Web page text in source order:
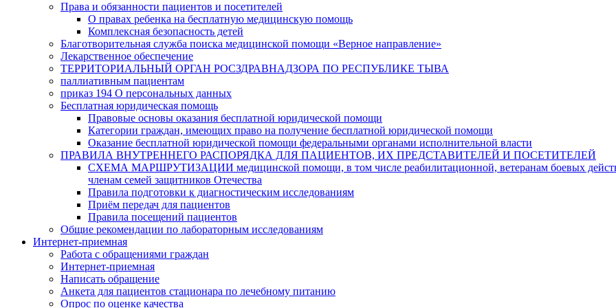
Права и обязанности пациентов и посетителей
О правах ребенка на бесплатную медицинскую помощь
Комплексная безопасность детей
Благотворительная служба поиска медицинской помощи «Верное направление»
Лекарственное обеспечение
ТЕРРИТОРИАЛЬНЫЙ ОРГАН РОСЗДРАВНАДЗОРА ПО РЕСПУБЛИКЕ ТЫВА
паллиативным пациентам
приказ 194 О персональных данных
Бесплатная юридическая помощь
Правовые основы оказания бесплатной юридической помощи
Категории граждан, имеющих право на получение бесплатной юридической помощи
Оказание бесплатной юридической помощи федеральными органами исполнительной власти
ПРАВИЛА ВНУТРЕННЕГО РАСПОРЯДКА ДЛЯ ПАЦИЕНТОВ, ИХ ПРЕДСТАВИТЕЛЕЙ И ПОСЕТИТЕЛЕЙ
СХЕМА МАРШРУТИЗАЦИИ медицинской помощи, в том числе реабилитационной, ветеранам боевых
членам семей защитников Отечества
Правила подготовки к диагностическим исследованиям
Приём передач для пациентов
Правила посещений пациентов
Общие рекомендации по лабораторным исследованиям
Интернет-приемная
Работа с обращениями граждан
Интернет-приемная
Написать обращение
Анкета для пациентов стационара по лечебному питанию
Опрос по оценке качества